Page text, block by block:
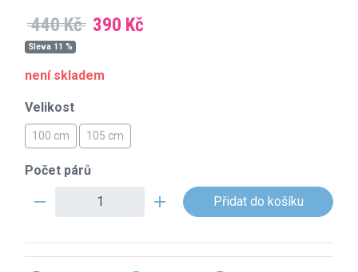
440 Kč 390 Kč
Sleva 11 %
není skladem
Velikost
100 cm 105 cm
Počet párů
remove add